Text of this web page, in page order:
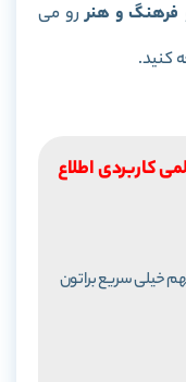
فرهنگ و هنررو می
کنید.
کاربردی اطلاع
خیلی سریع براتون